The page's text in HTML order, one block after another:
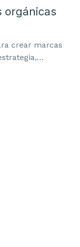
orgánicas
crear marcas